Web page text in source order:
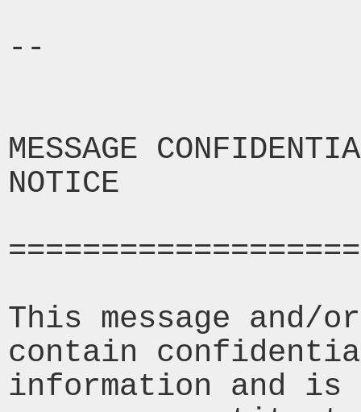
--
MESSAGE
NOTICE
This message and/
contain
information and is